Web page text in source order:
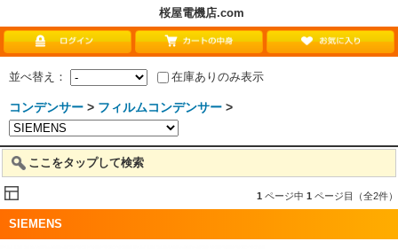
桜屋電機店.com
並べ替え： 在庫ありのみ表示
コンデンサー > フィルムコンデンサー >
ここをタップして検索
1 ページ中 1 ページ目（全2件）
SIEMENS